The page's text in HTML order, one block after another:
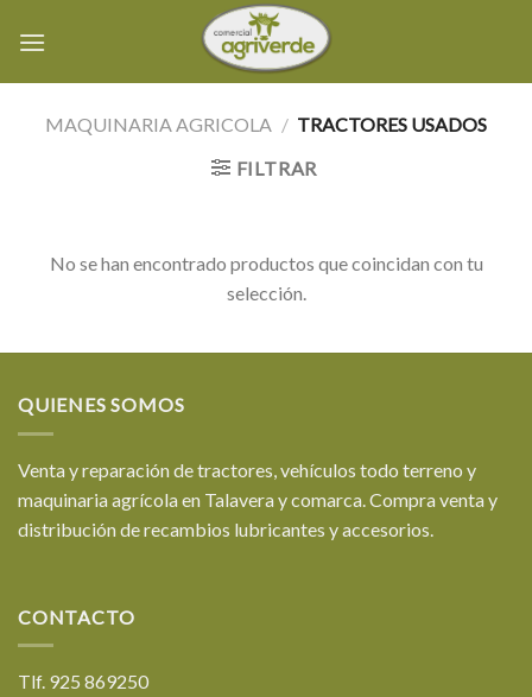
MAQUINARIA AGRICOLA / TRACTORES USADOS
FILTRAR
No se han encontrado productos que coincidan con tu
selección.
QUIENES SOMOS
Venta y reparación de tractores, vehículos todo terreno y
maquinaria agrícola en Talavera y comarca. Compra venta y
distribución de recambios lubricantes y accesorios.
CONTACTO
Tlf. 925 869250